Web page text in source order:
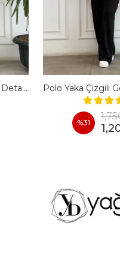
Polo Yaka Çizgili Gömlek Detaylı Kısa Kollu Takım - KAHVERENGI
%31